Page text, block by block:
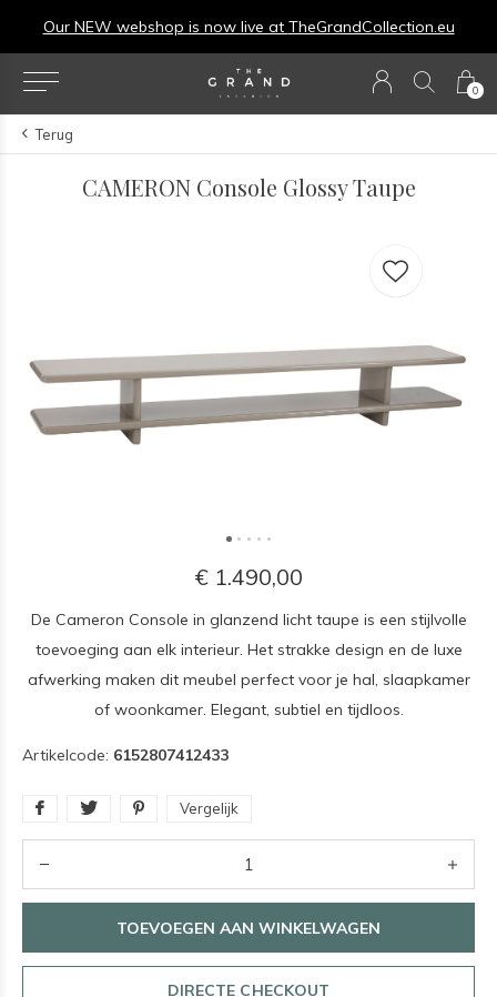
0
Our NEW webshop is now live at TheGrandCollection.eu
Terug
CAMERON Console Glossy Taupe
€ 1.490,00
De Cameron Console in glanzend licht taupe is een stijlvolle
toevoeging aan elk interieur. Het strakke design en de luxe
afwerking maken dit meubel perfect voor je hal, slaapkamer
of woonkamer. Elegant, subtiel en tijdloos.
Artikelcode: 6152807412433
Vergelijk
TOEVOEGEN AAN WINKELWAGEN
DIRECTE CHECKOUT